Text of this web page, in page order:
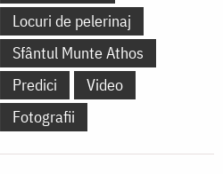
Locuri de pelerinaj
Sfântul Munte Athos
Predici
Video
Fotografii